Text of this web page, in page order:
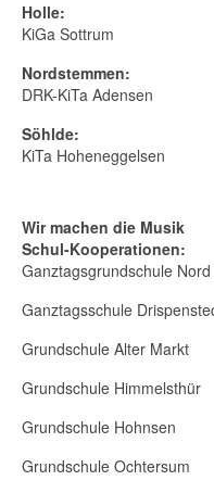
Holle:
KiGa Sottrum
Nordstemmen:
DRK-KiTa Adensen
Söhlde:
KiTa Hoheneggelsen
Wir machen die Musik
Schul-Kooperationen:
Ganztagsgrundschule
Ganztagsschule
Grundschule Alter Markt
Grundschule Himmelsthür
Grundschule Hohnsen
Grundschule Ochtersum